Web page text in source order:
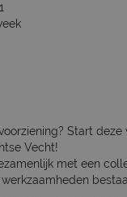
Start deze
Vecht!
met een